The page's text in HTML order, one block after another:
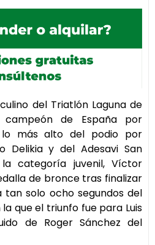
del Triatlón Laguna de
de España por
lo más alto del podio por
Delikia y del Adesavi San
categoría juvenil, Víctor
de bronce tras finalizar
solo ocho segundos del
que el triunfo fue para Luis
de Roger Sánchez del